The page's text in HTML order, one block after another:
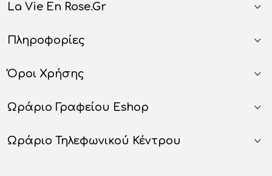
La Vie En Rose.gr
Πληροφορίες
Όροι Χρήσης
Ωράριο Γραφείου Eshop
Ωράριο Τηλεφωνικού Κέντρου